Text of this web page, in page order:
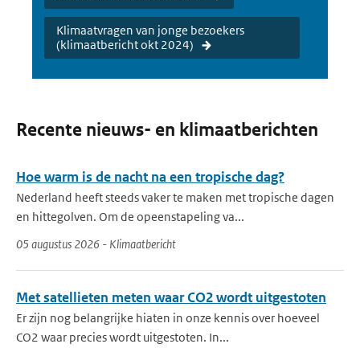
Klimaatvragen van jonge bezoekers
(klimaatbericht okt 2024)
Recente nieuws- en klimaatberichten
Hoe warm is de nacht na een tropische dag?
Nederland heeft steeds vaker te maken met tropische dagen
en hittegolven. Om de opeenstapeling va...
05 augustus 2026 - Klimaatbericht
Met satellieten meten waar CO2 wordt uitgestoten
Er zijn nog belangrijke hiaten in onze kennis over hoeveel
CO2 waar precies wordt uitgestoten. In...